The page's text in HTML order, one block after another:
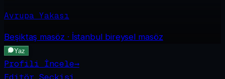
Avrupa Yakası
Beşiktaş masöz · İstanbul bireysel masöz
Yaz
Profili İncele→
Editör Seçkisi